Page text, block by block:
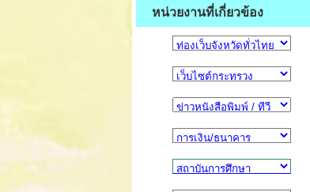
หน่วยงานที่เกี่ยวข้อง